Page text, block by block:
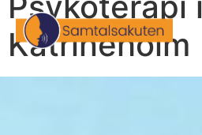
Katrineholm